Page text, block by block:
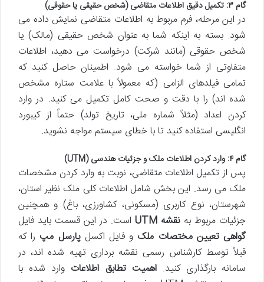
گام ۳: تکمیل دقیق اطلاعات متقاضی (شخص حقیقی یا حقوقی)
در این مرحله، فرم مربوط به اطلاعات متقاضی نمایش داده می
شود. بسته به اینکه شما به عنوان شخص حقیقی (مالک) یا
شخص حقوقی (مانند شرکت) درخواست می دهید، اطلاعات
متفاوتی از شما خواسته می شود. اطمینان حاصل کنید که
تمامی فیلدهای الزامی (که معمولاً با علامت ستاره مشخص
شده اند) را با دقت و صحت کامل تکمیل می کنید. در وارد
کردن اعداد (مثلاً شماره ملی، تاریخ تولد) حتماً از کیبورد
انگلیسی استفاده کنید تا با خطای سیستم مواجه نشوید.
گام ۴: وارد کردن اطلاعات ملک و جزئیات هندسی (UTM)
پس از تکمیل اطلاعات متقاضی، نوبت به وارد کردن مشخصات
ملک می رسد. این بخش شامل اطلاعات کلی ملک نظیر استان،
شهرستان، نوع کاربری (مسکونی، کشاورزی، باغ) و همچنین
جزئیات مربوط به نقشه UTM
است. در این قسمت باید فایل
گواهی تعیین مختصات ملک و فایل اکسلپارسل مپ را که
قبلاً توسط کارشناس رسمی نقشه برداری تهیه شده اند، در
سامانه بارگذاری کنید.اهمیت تطابق اطلاعات وارد شده با